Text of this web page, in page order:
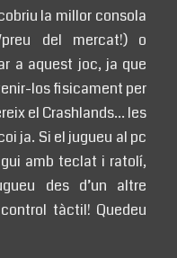
la millor consola
del mercat!) o
a aquest joc, ja que
los fisicament per
el Crashlands… les
ja. Si el jugueu al pc
amb teclat i ratolí,
des d’un altre
tàctil! Quedeu